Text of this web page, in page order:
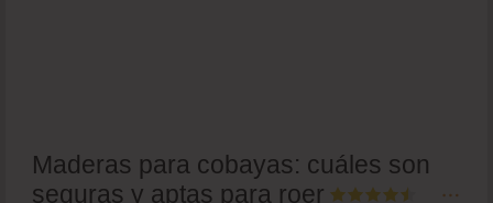
Maderas para cobayas: cuáles son
seguras y aptas para roer